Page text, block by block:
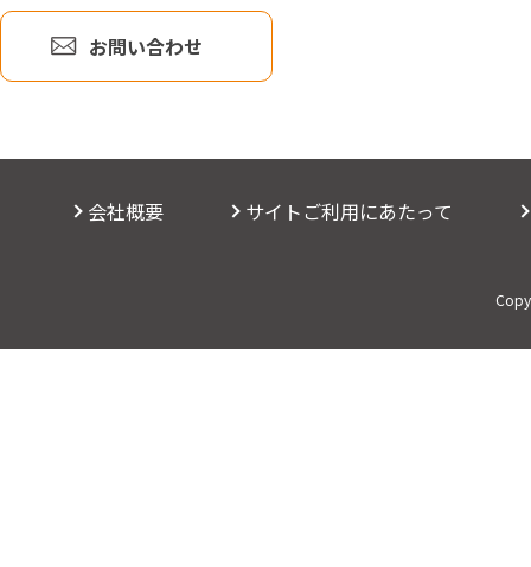
お問い合わせ
会社概要 サイトご利用にあたって